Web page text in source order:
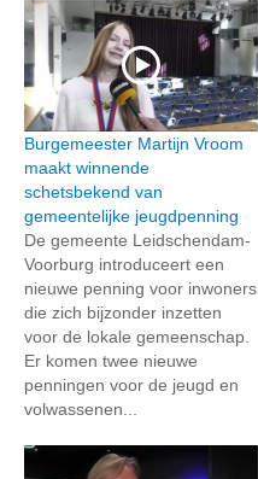
Burgemeester Martijn Vroom
maakt winnende
schetsbekend van
gemeentelijke jeugdpenning
De gemeente Leidschendam-
Voorburg introduceert een
nieuwe penning voor inwoners
die zich bijzonder inzetten
voor de lokale gemeenschap.
Er komen twee nieuwe
penningen voor de jeugd en
volwassenen...